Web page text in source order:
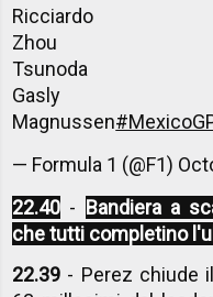
Ricciardo
Zhou
Tsunoda
Gasly
Magnussen
— Formula 1 (@F1)
22.40 - Bandiera a
che tutti completino
22.39 - Perez chiude